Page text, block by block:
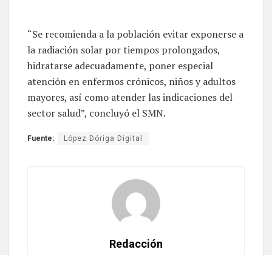
“Se recomienda a la población evitar exponerse a
la radiación solar por tiempos prolongados,
hidratarse adecuadamente, poner especial
atención en enfermos crónicos, niños y adultos
mayores, así como atender las indicaciones del
sector salud”, concluyó el SMN.
Fuente: López Dóriga Digital
Redacción